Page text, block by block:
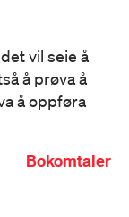
vil seie å
å prøva å
å oppføra
Bokomtaler